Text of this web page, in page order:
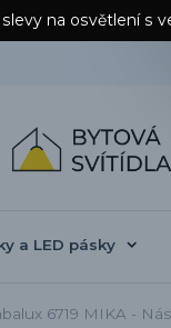
na osvětlení s
a LED pásky
6719 MIKA -